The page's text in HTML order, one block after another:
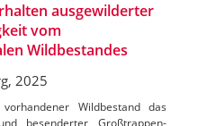
ausgewilderter
vom
Wildbestandes
2025
Wildbestand das
besenderter Großtrappen-